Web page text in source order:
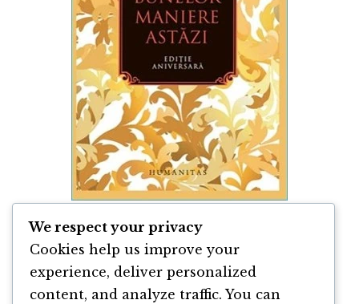
Codul Bunelor Maniere Astăzi de Aurelia
Marinescu
ByAurelia Marinescu
We respect your privacy
Cookies help us improve your
experience, deliver personalized
content, and analyze traffic. You can